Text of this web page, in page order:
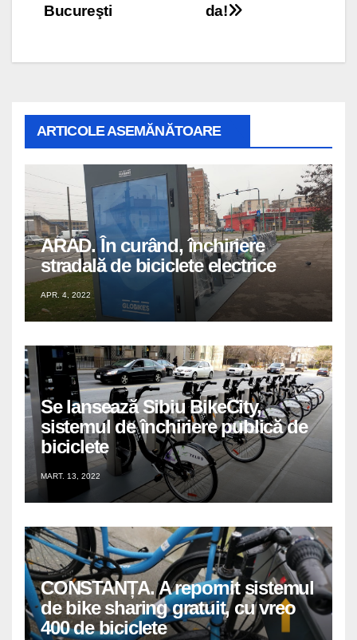
în
da!
Bucureşti
ARTICOLE ASEMĂNĂTOARE
ARAD. În curând, închiriere
stradală de biciclete electrice
APR. 4, 2022
Se lansează Sibiu BikeCity,
sistemul de închiriere publică de
biciclete
MART. 13, 2022
CONSTANȚA. A repornit sistemul
de bike sharing gratuit, cu vreo
400 de biciclete